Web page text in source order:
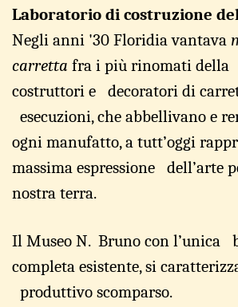
Laboratorio di costruzione
Negli anni '30 Floridia vantava
carretta fra i più rinomati della
costruttori e decoratori di
esecuzioni,che abbellivano e
ogni manufatto,a tutt’oggi
massima espressione dell’arte
nostra terra.
Il Museo N. Bruno con l’unica
completa esistente,si
produttivo scomparso.